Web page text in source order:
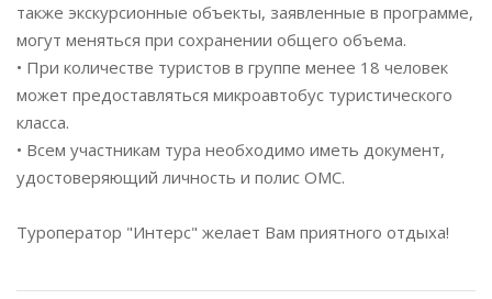
также экскурсионные объекты, заявленные в программе,
могут меняться при сохранении общего объема.
• При количестве туристов в группе менее 18 человек
может предоставляться микроавтобус туристического
класса.
• Всем участникам тура необходимо иметь документ,
удостоверяющий личность и полис ОМС.
Туроператор "Интерс" желает Вам приятного отдыха!